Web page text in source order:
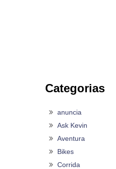
Categorias
anuncia
Ask Kevin
Aventura
Bikes
Corrida